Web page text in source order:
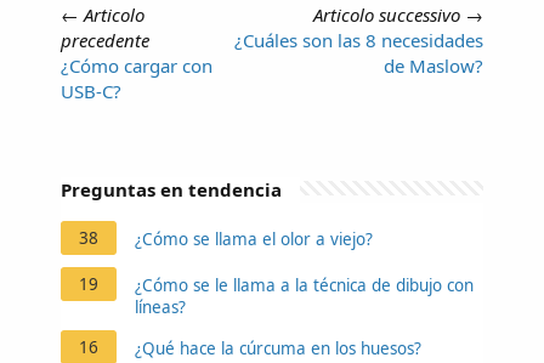
← Articolo
precedente
¿Cómo cargar con
USB-C?
Articolo successivo →
¿Cuáles son las 8 necesidades
de Maslow?
Preguntas en tendencia
38 ¿Cómo se llama el olor a viejo?
19
¿Cómo se le llama a la técnica de dibujo con
líneas?
16
¿Qué hace la cúrcuma en los huesos?